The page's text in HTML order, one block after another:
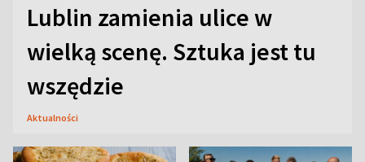
Lublin zamienia ulice w
wielką scenę. Sztuka jest tu
wszędzie
Aktualności